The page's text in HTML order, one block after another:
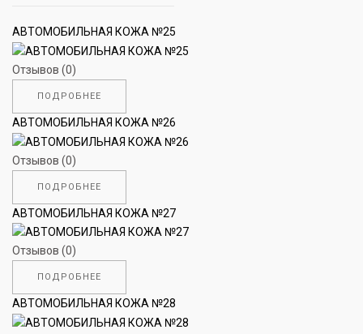
АВТОМОБИЛЬНАЯ КОЖА №25
Отзывов (0)
ПОДРОБНЕЕ
АВТОМОБИЛЬНАЯ КОЖА №26
Отзывов (0)
ПОДРОБНЕЕ
АВТОМОБИЛЬНАЯ КОЖА №27
Отзывов (0)
ПОДРОБНЕЕ
АВТОМОБИЛЬНАЯ КОЖА №28